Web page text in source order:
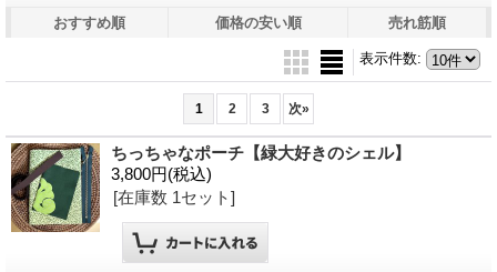
おすすめ順 価格の安い順 売れ筋順
表示件数:
1 2 3 次»
ちっちゃなポーチ【緑大好きのシェル】
3,800円(税込)
[在庫数 1セット]